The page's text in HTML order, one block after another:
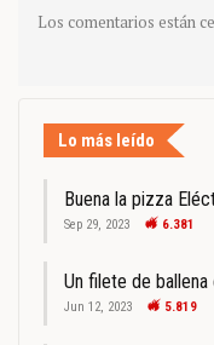
Los comentarios están
Lo más leído
Buena la pizza
Sep 29, 2023 6.381
Un filete de ballena
Jun 12, 2023 5.819